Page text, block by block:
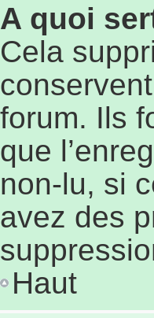
A quoi
Cela
forum. Ils
que
non-lu, si
avez des
Haut